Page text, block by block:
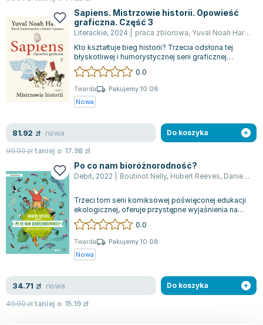
Joseph Murphy
Jan Sztaudynger
Aleksander Puszkin
Oscar Wilde
Małgorzata Ohme
Maddie Ziegler
Leszek Czarnecki
Maria Seweryn
Janina Zającówna
Anna Prus (oprac.)
Nela Mała Reporterka
Agnieszka Maciąg
Barbara Wrzesińska
Terry Pratchett
Virginia Woolf
Ajahn Brahm
Lucinda Riley
Sapiens. Mistrzowie historii. Opowieść
graficzna. Część 3
Literackie, 2024 praca zbiorowa, Yuval Noah Harari
Kto kształtuje bieg historii? Trzecia odsłona tej
błyskotliwej i humorystycznej serii graficznej
czerpie inspirację z bestsellerow...
0.0
Twarda
Pakujemy 10.08
Nowa
81.92 zł nowa
99.90złtaniej o 17.98 zł
Do koszyka
Po co nam bioróżnorodność?
Debit, 2022 Boutinot Nelly, Hubert Reeves, Daniel Casanave
Trzeci tom serii komiksowej poświęconej edukacji
ekologicznej, oferuje przystępne wyjaśnienia na
temat ekologii i zawiłości przyro...
0.0
Twarda
Pakujemy 10.08
Nowa
34.71 zł nowa
49.90złtaniej o 15.19 zł
Do koszyka